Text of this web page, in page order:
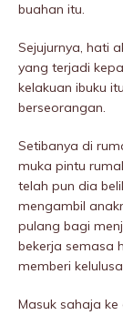
buahan itu.
Sejujurnya, hati
yang terjadi
kelakuan ibuku
berseorangan.
Setibanya di
muka pintu
telah pun dia
mengambil
pulang bagi
bekerja semasa
memberi
Masuk sahaja